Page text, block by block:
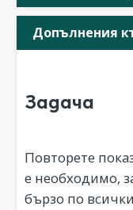
Допълнения
Задача
Повторете
е необходимо,
бързо по